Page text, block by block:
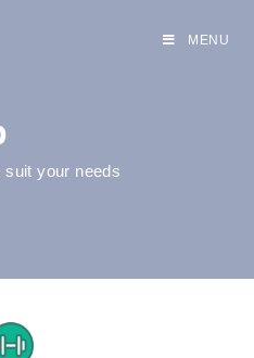
MENU
suit your needs